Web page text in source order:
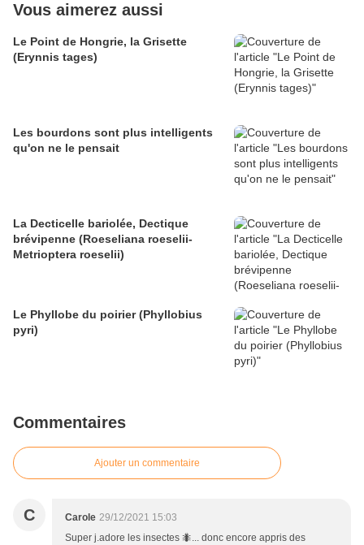
Vous aimerez aussi
Le Point de Hongrie, la Grisette
(Erynnis tages)
Les bourdons sont plus intelligents
qu'on ne le pensait
La Decticelle bariolée, Dectique
brévipenne (Roeseliana roeselii-
Metrioptera roeselii)
Le Phyllobe du poirier (Phyllobius
pyri)
Commentaires
Ajouter un commentaire
C Carole 29/12/2021 15:03
Super j.adore les insectes 🐜... donc encore appris des